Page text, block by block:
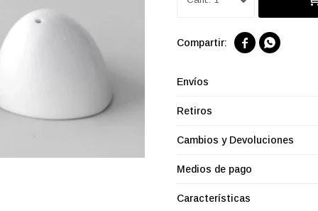
 
Envíos
Retiros
Cambios y Devoluciones
Medios de pago
Características